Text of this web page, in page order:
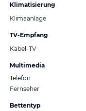
Klimatisierung
Klimaanlage
TV-Empfang
Kabel-TV
Multimedia
Telefon
Fernseher
Bettentyp